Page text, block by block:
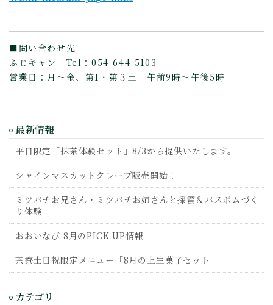
■問い合わせ先
ふじキャン Tel：054-644-5103
営業日：月～金、第1・第３土 午前9時～午後5時
最新情報
平日限定「抹茶体験セット」8/3から提供いたします。
シャインマスカットクレープ販売開始！
ミツバチお兄さん・ミツバチお姉さんと採蜜＆バスボムづく
り体験
おおいなび 8月のPICK UP情報
茶寮土日祝限定メニュー「8月の上生菓子セット」
カテゴリ